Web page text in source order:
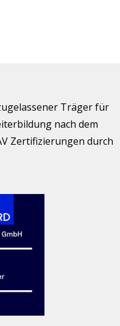
Träger für
nach dem
Zertifizierungen durch